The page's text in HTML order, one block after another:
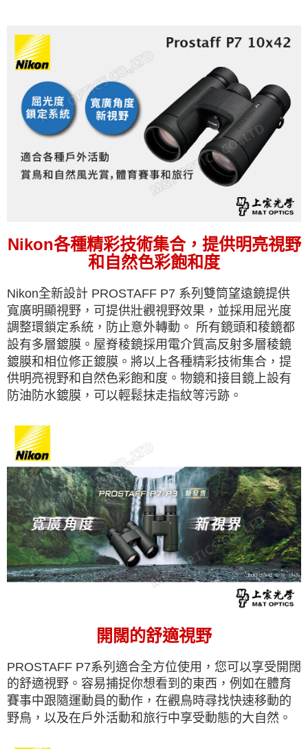
Nikon各種精彩技術集合，提供明亮視野
和自然色彩飽和度
Nikon全新設計 PROSTAFF P7 系列雙筒望遠鏡提供
寬廣明顯視野，可提供壯觀視野效果，並採用屈光度
調整環鎖定系統，防止意外轉動。 所有鏡頭和稜鏡都
設有多層鍍膜 。屋脊稜鏡採用電介質高反射多層稜鏡
鍍膜和相位修正鍍膜 。將以上各種精彩技術集合，提
供明亮視野和自然色彩飽和度。物鏡和接目鏡上設有
防油防水鍍膜 ，可以輕鬆抹走指紋等污跡。
開闊的舒適視野
PROSTAFF P7系列適合全方位使用，您可以享受開闊
的舒適視野。容易捕捉你想看到的東西，例如在體育
賽事中跟隨運動員的動作，在觀鳥時尋找快速移動的
野鳥，以及在戶外活動和旅行中享受動態的大自然。